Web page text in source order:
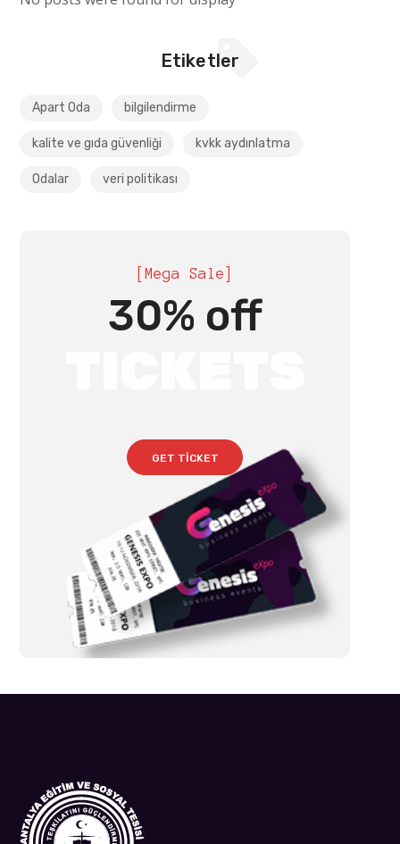
Etiketler
Apart Oda bilgilendirme
kalite ve gıda güvenliği kvkk aydınlatma
Odalar veri politikası
[Mega Sale]
30% off
GET TICKET